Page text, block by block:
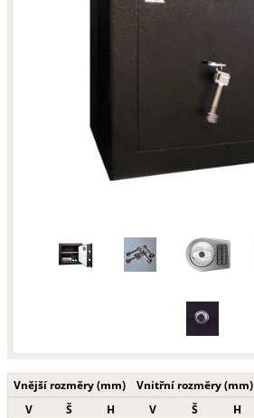
Vnější rozměry (mm) Vnitřní rozměry (mm)
V
Š H V Š H